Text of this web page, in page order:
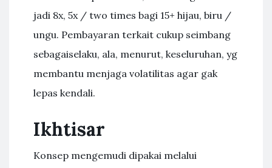
jadi 8x, 5x / two times bagi 15+ hijau, biru /
ungu. Pembayaran terkait cukup seimbang
sebagaiselaku, ala, menurut, keseluruhan, yg
membantu menjaga volatilitas agar gak
lepas kendali.
Ikhtisar
Konsep mengemudi dipakai melalui